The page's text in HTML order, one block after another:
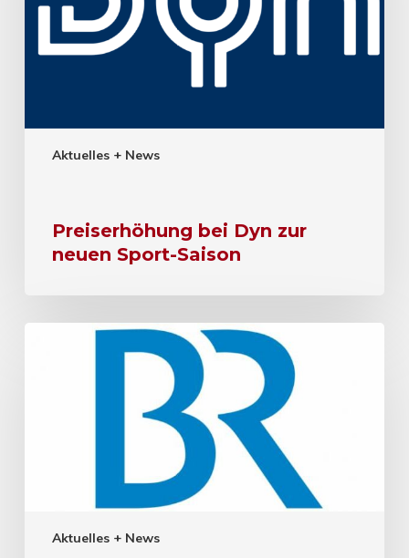
Aktuelles + News
Preiserhöhung bei Dyn zur
neuen Sport-Saison
Aktuelles + News